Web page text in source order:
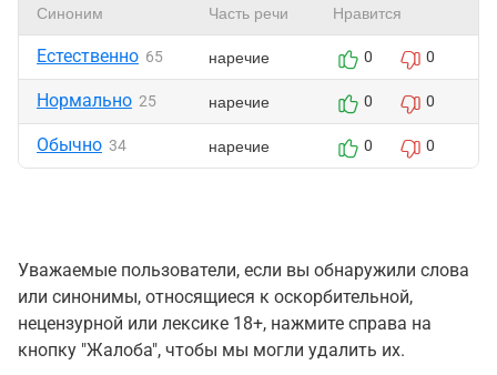
Синоним Часть речи Нравится
Естественно 65 наречие 0 0
Нормально 25 наречие 0 0
Обычно 34 наречие 0 0
Уважаемые пользователи, если вы обнаружили слова
или синонимы, относящиеся к оскорбительной,
нецензурной или лексике 18+, нажмите справа на
кнопку "Жалоба", чтобы мы могли удалить их.